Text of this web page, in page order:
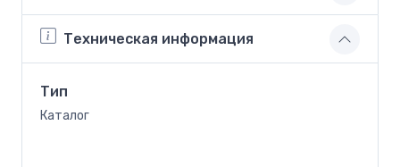
Техническая информация
Тип
Каталог